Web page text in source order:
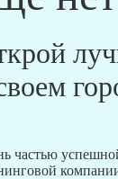
частью
марки Kiehl: